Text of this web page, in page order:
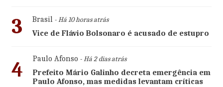
3 Brasil- Há 10 horas atrás
Vice de Flávio Bolsonaro é acusado de estupro
4 Paulo Afonso - Há 2 dias atrás
Prefeito Mário Galinho decreta emergência em
Paulo Afonso, mas medidas levantam críticas